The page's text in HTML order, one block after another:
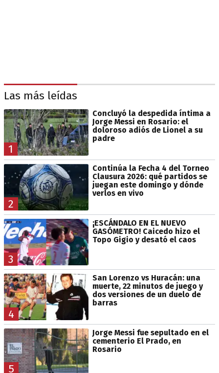
Las más leídas
1
Concluyó la despedida íntima a
Jorge Messi en Rosario: el
doloroso adiós de Lionel a su
padre
2
Continúa la Fecha 4 del Torneo
Clausura 2026: qué partidos se
juegan este domingo y dónde
verlos en vivo
3
¡ESCÁNDALO EN EL NUEVO
GASÓMETRO! Caicedo hizo el
Topo Gigio y desató el caos
4
San Lorenzo vs Huracán: una
muerte, 22 minutos de juego y
dos versiones de un duelo de
barras
5
Jorge Messi fue sepultado en el
cementerio El Prado, en
Rosario